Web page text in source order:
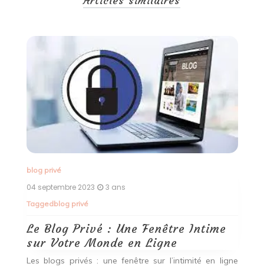
blog privé
04 septembre 2023 3 ans
Taggedblog privé
Le Blog Privé : Une Fenêtre Intime
sur Votre Monde en Ligne
Les blogs privés : une fenêtre sur l’intimité en ligne